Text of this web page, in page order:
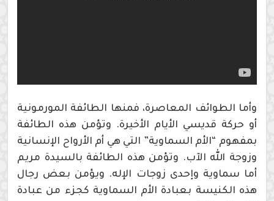
وأما الطوائف المعاصرة، فمنها الطائفة المورمونية
أو حركة قديسي الأيام الأخيرة. وتؤمن هذه الطائفة
بمفهوم “الأم السماوية” التي هي أم الأرواح الإنسانية
وزوجة الله الآب. وتؤمن هذه الطائفة بالسيدة مريم
أما سماوية وإحدى زوجات الإله. ويؤمن بعض رجال
هذه الكنيسة بعبادة الأم السماوية كجزء من عبادة